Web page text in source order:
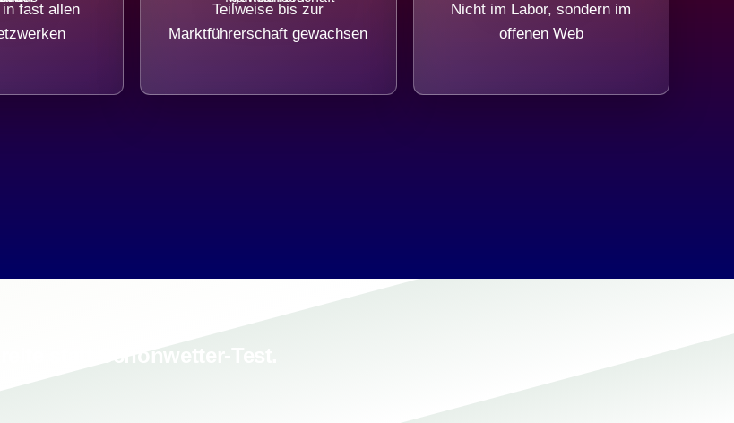
fast allen
Teilweise bis zur
Marktführerschaft gewachsen
Nicht im Labor, sondern im
offenen Web